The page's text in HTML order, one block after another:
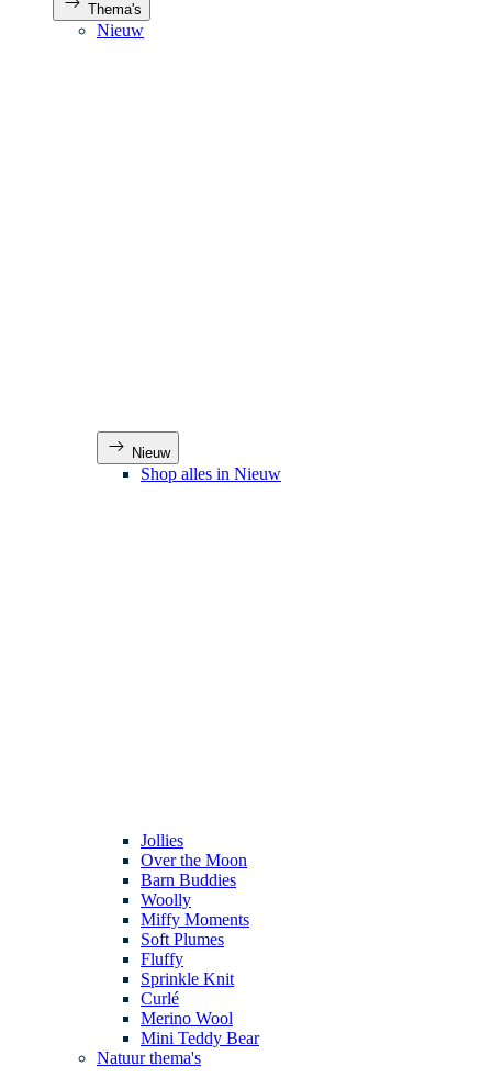
Thema's
Nieuw
Nieuw
Shop alles in Nieuw
Jollies
Over the Moon
Barn Buddies
Woolly
Miffy Moments
Soft Plumes
Fluffy
Sprinkle Knit
Curlé
Merino Wool
Mini Teddy Bear
Natuur thema's